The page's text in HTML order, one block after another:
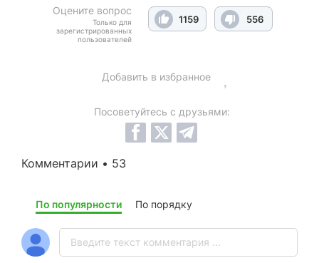
Оцените вопрос
Только для
зарегистрированных
пользователей
1159 556
Добавить в избранное
Посоветуйтесь с друзьями:
Комментарии • 53
По популярности По порядку